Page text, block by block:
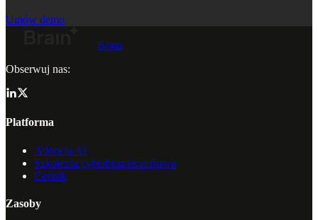
Umów demo
Brain
Obserwuj nas:
Platforma
Adopcja AI
Szkolenia cyberbezpieczeństwa
Cennik
Zasoby